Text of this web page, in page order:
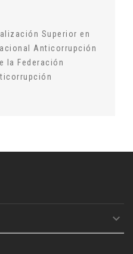
Superior en
Anticorrupción
la Federación
